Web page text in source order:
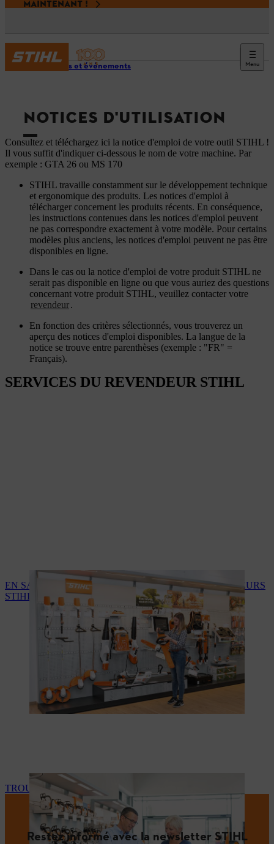
MAINTENANT !
Menu
Services et événements
NOTICES D'UTILISATION
Consultez et téléchargez ici la notice d'emploi de votre outil STIHL !
Il vous suffit d'indiquer ci-dessous le nom de votre machine. Par
exemple : GTA 26 ou MS 170
STIHL travaille constamment sur le développement technique
et ergonomique des produits. Les notices d'emploi à
télécharger concernent les produits récents. En conséquence,
les instructions contenues dans les notices d'emploi peuvent
ne pas correspondre exactement à votre modèle. Pour certains
modèles plus anciens, les notices d'emploi peuvent ne pas être
disponibles en ligne.
Dans le cas ou la notice d'emploi de votre produit STIHL ne
serait pas disponible en ligne ou que vous auriez des questions
concernant votre produit STIHL, veuillez contacter votre
revendeur.
En fonction des critères sélectionnés, vous trouverez un
aperçu des notices d'emploi disponibles. La langue de la
notice se trouve entre parenthèses (exemple : "FR" =
Français).
SERVICES DU REVENDEUR STIHL
EN SAVOIR PLUS SUR LES SERVICES DES REVENDEURS
STIHL
TROUVEZ VOTRE REVENDEUR STIHL
Restez informé avec la newsletter STIHL